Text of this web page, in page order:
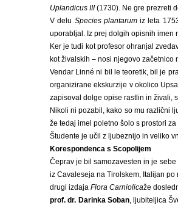
Uplandicus III(1730). Ne gre prezreti
V delu Species plantarumiz leta
uporabljal. Iz prej dolgih opisnih imen
Ker je tudi kot profesor ohranjal
kot živalskih – nosi njegovo
Vendar Linné ni bil le teoretik, bil je
organizirane ekskurzije v okolico
zapisoval dolge opise rastlin in živali,
Nikoli ni pozabil, kako so mu različni
že tedaj imel poletno šolo s prostori
Študente je učil z ljubeznijo in veliko
Korespondenca s Scopolijem
Čeprav je bil samozavesten in je
iz Cavaleseja na Tirolskem, Italijan
drugi izdaja Flora Carniolicaže
prof. dr. Darinka Soban, ljubiteljica